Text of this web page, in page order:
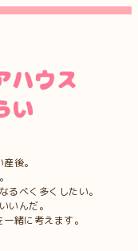
後。
るべく多くしたい。
いんだ。
緒に考えます。